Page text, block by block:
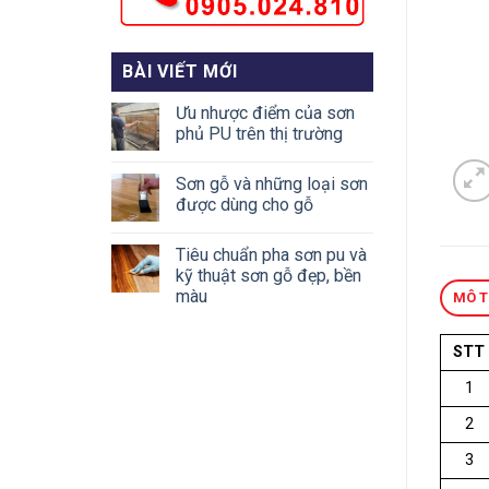
BÀI VIẾT MỚI
Ưu nhược điểm của sơn
phủ PU trên thị trường
Sơn gỗ và những loại sơn
được dùng cho gỗ
Tiêu chuẩn pha sơn pu và
kỹ thuật sơn gỗ đẹp, bền
màu
MÔ
STT
1
2
3